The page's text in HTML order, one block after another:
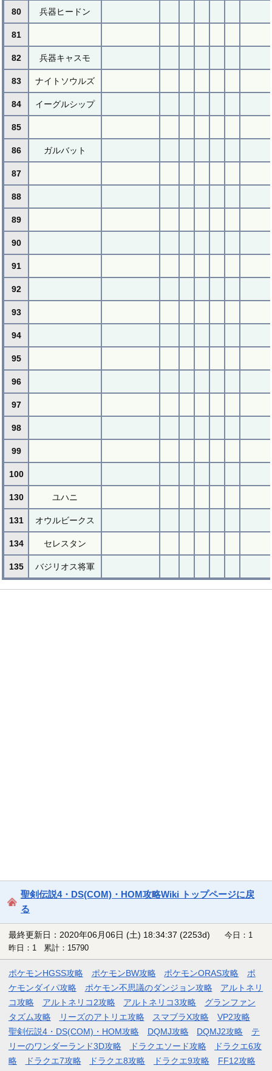
80 兵器ヒードン
81
82 兵器キャスモ
83 ナイトソウルズ
84 イーグルシップ
85
86 ガルバット
87
88
89
90
91
92
93
94
95
96
97
98
99
100
130 ユハニ
131 オウルビークス
134 セレスタン
135 バジリオス将軍
聖剣伝説4・DS(COM)・HOM攻略Wiki トップページに戻
る
最終更新日：2020年06月06日 (土) 18:34:37 (2253d)
今日：1
昨日：1 累計：15790
ポケモンHGSS攻略 ポケモンBW攻略 ポケモンORAS攻略
ポ
ケモンダイパ攻略
ポケモン不思議のダンジョン攻略
アルトネリ
コ攻略
アルトネリコ2攻略 アルトネリコ3攻略
グランファン
タズム攻略
リーズのアトリエ攻略 スマブラX攻略
VP2攻略
聖剣伝説4・DS(COM)・HOM攻略
DQMJ攻略 DQMJ2攻略
テ
リーのワンダーランド3D攻略
ドラクエソード攻略
ドラクエ6攻
略
ドラクエ7攻略 ドラクエ8攻略 ドラクエ9攻略
FF12攻略